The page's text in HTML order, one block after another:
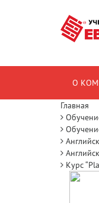
О
Главная
Курс